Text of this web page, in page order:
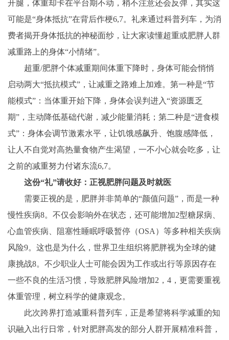
开腿，体重却卡在平台期不动，稍不注意还会反弹，其实这
可能是“身体抵抗”在背后作梗6,7。礼来通过科普列车，为消
费者揭开身体抵抗的神秘面纱，让大家读懂超重或肥胖人群
减重路上的身体“小情绪”。
超重/肥胖个体减重期间体重下降时，身体可能会悄悄
启动两大“抵抗模式”，让减重之路难上加难。第一种是“节
能模式”：当体重开始下降，身体会误判进入“资源匮乏
期”，主动降低基础代谢，减少能量消耗；第二种是“进食模
式”：身体会调节激素水平，让饥饿感飙升、饱腹感降低，
让人不自觉对高热量食物产生渴望，一不小心就会吃多，让
之前的减重努力付诸东流6,7。
这份“礼”请收好： 正视肥胖问题及时就医
需要正视的是，肥胖并非简单的“颜值问题”，而是一种
慢性疾病8。不仅会影响外在状态，还可能增加2型糖尿病、
心血管疾病、阻塞性睡眠呼吸暂停（OSA）等多种相关疾病
风险9。这也是为什么，世界卫生组织将肥胖视为全球的健
康挑战8。不少职业人士可能会因为工作或出行等原因存在
一些不良的生活习惯，导致肥胖风险增加2，4，更需要重视
体重管理，树立科学的健康观念。
此次跨界打造减重科普列车，正是希望将科学减重的知
识融入出行日常，针对肥胖高发的部分人群开展精准科普，